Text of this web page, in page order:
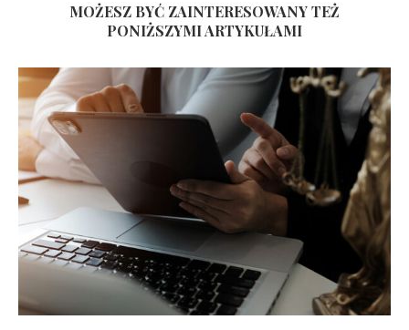
MOŻESZ BYĆ ZAINTERESOWANY TEŻ
PONIŻSZYMI ARTYKUŁAMI